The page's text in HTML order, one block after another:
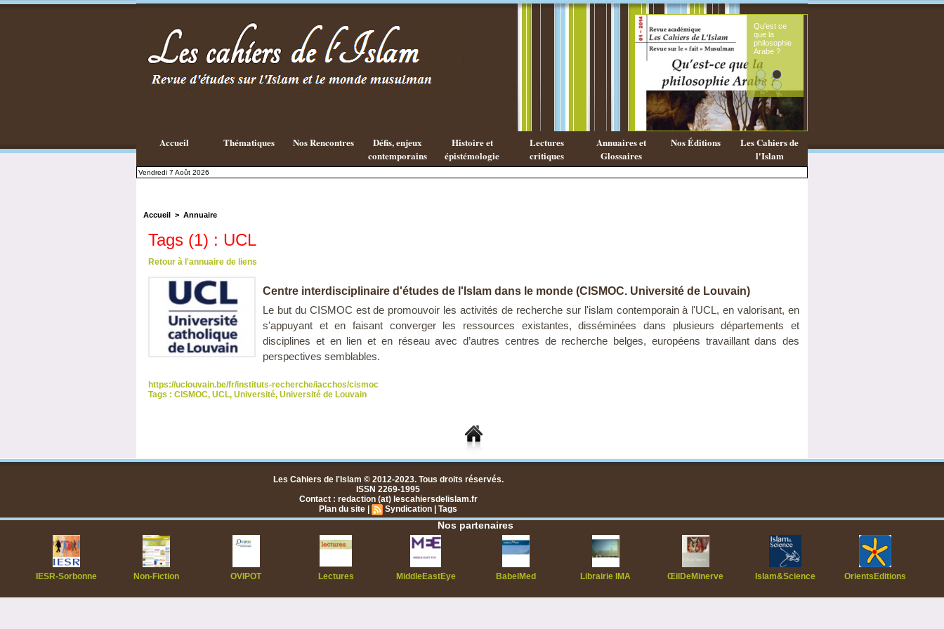
Islamique ?
Qu'est ce
que la
philosophie
Arabe ?
Accueil Thématiques Nos Rencontres
Défis, enjeux
contemporains
Histoire et
épistémologie
Lectures
critiques
Annuaires et
Glossaires
Nos Éditions
Les Cahiers de
l'Islam
Vendredi 7 Août 2026
Accueil > Annuaire
Tags (1) : UCL
Retour à l'annuaire de liens
Centre interdisciplinaire d'études de l'Islam dans le monde (CISMOC. Université de Louvain)
Le but du CISMOC est de promouvoir les activités de recherche sur l'islam contemporain à l'UCL, en valorisant, en
s'appuyant et en faisant converger les ressources existantes, disséminées dans plusieurs départements et
disciplines et en lien et en réseau avec d’autres centres de recherche belges, européens travaillant dans des
perspectives semblables.
https://uclouvain.be/fr/instituts-recherche/iacchos/cismoc
Tags : CISMOC, UCL, Université, Université de Louvain
Les Cahiers de l'Islam © 2012-2023. Tous droits réservés.
ISSN 2269-1995
Contact : redaction (at) lescahiersdelislam.fr
Plan du site
Syndication Tags
Nos partenaires
IESR-Sorbonne Non-Fiction OVIPOT Lectures MiddleEastEye BabelMed Librairie IMA ŒilDeMinerve Islam&Science OrientsEditions